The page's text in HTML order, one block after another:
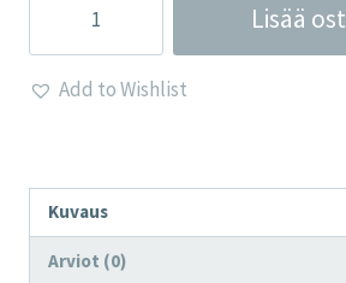
Lugolin
jodinliuos
Lisää
Add to Wishlist
Kuvaus
Arviot (0)